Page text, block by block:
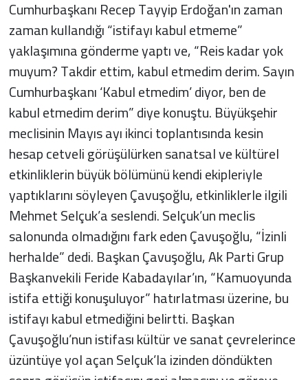
Cumhurbaşkanı Recep Tayyip Erdoğan'ın zaman
zaman kullandığı “istifayı kabul etmeme”
yaklaşımına gönderme yaptı ve, “Reis kadar yok
muyum? Takdir ettim, kabul etmedim derim. Sayın
Cumhurbaşkanı ‘Kabul etmedim’ diyor, ben de
kabul etmedim derim” diye konuştu. Büyükşehir
meclisinin Mayıs ayı ikinci toplantısında kesin
hesap cetveli görüşülürken sanatsal ve kültürel
etkinliklerin büyük bölümünü kendi ekipleriyle
yaptıklarını söyleyen Çavuşoğlu, etkinliklerle ilgili
Mehmet Selçuk’a seslendi. Selçuk’un meclis
salonunda olmadığını fark eden Çavuşoğlu, “İzinli
herhalde” dedi. Başkan Çavuşoğlu, Ak Parti Grup
Başkanvekili Feride Kabadayılar’ın, “Kamuoyunda
istifa ettiği konuşuluyor” hatırlatması üzerine, bu
istifayı kabul etmediğini belirtti. Başkan
Çavuşoğlu’nun istifası kültür ve sanat çevrelerince
üzüntüye yol açan Selçuk’la izinden döndükten